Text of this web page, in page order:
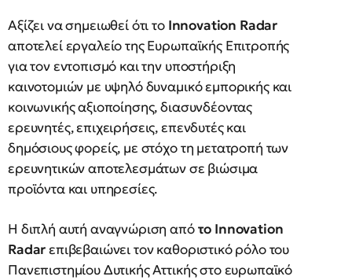
Αξίζει να σημειωθεί ότι το Innovation Radar
αποτελεί εργαλείο της Ευρωπαϊκής Επιτροπής
για τον εντοπισμό και την υποστήριξη
καινοτομιών με υψηλό δυναμικό εμπορικής και
κοινωνικής αξιοποίησης, διασυνδέοντας
ερευνητές, επιχειρήσεις, επενδυτές και
δημόσιους φορείς, με στόχο τη μετατροπή των
ερευνητικών αποτελεσμάτων σε βιώσιμα
προϊόντα και υπηρεσίες.
Η διπλή αυτή αναγνώριση απότο Innovation
Radarεπιβεβαιώνει τον καθοριστικό ρόλο του
Πανεπιστημίου Δυτικής Αττικής στο ευρωπαϊκό